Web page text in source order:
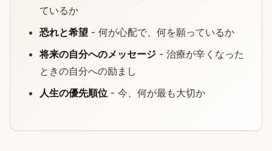
ているか
恐れと希望 - 何が心配で、何を願っているか
将来の自分へのメッセージ - 治療が辛くなった
ときの自分への励まし
人生の優先順位 - 今、何が最も大切か